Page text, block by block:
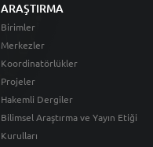
ARAŞTIRMA
Birimler
Merkezler
Koordinatörlükler
Projeler
Hakemli Dergiler
Bilimsel Araştırma ve Yayın Etiği
Kurulları